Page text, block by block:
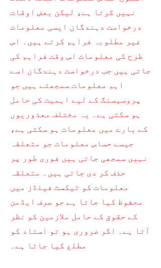
نہیں کرتا ہے، لیکن بعض اوقات
درخواست دہندگان ایسی معلومات
غیر مطلوبہ فراہم کرتے ہیں۔ اس
طرح کی معلومات اس وقت فراہم کی
جاتی ہیں جب درخواست دہندگان اسے
اہم معلومات سمجھتے ہیں جو
پروسیسنگ کے لیے اہمیت کی حامل
ہو سکتی ہے۔ یہ مختلف معذوریوں
کے بارے میں معلومات ہو سکتی ہے،
جیسے حساس معلومات جو متعلقہ
نہیں سمجھی جاتی ہیں فوری طور پر
حذف کر دی جاتی ہیں۔ متعلقہ
معلومات کو ٹیکسٹ فیلڈز میں
محفوظ کیا جاتا ہے جو صرف ایڈمن
کے حقوق کے حامل ملازمین کو نظر
آتا ہے۔ اگر ضروری ہو تو استاد کو
مطلع کیا جاتا ہے۔